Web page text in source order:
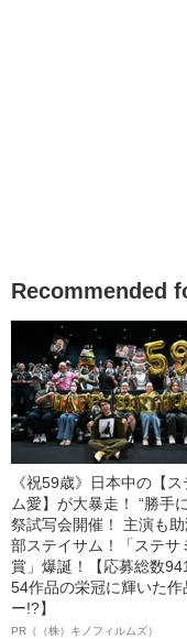
Recommended
《祝59歳》日本中の【
ム愛】が大暴走！ “勝手
祭試写会開催！ 主演も
部ステイサム！「ステサ
賞」爆誕！【応募総数
54作品の栄冠に輝いた作
ー!?】
PR（（株）キノフィルムズ）